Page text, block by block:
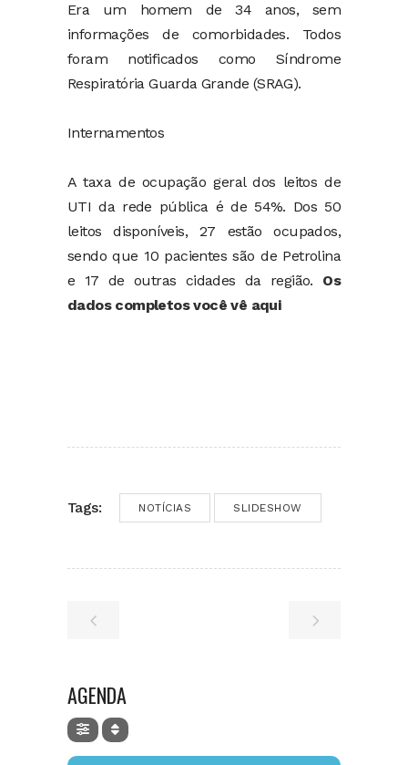
Era um homem de 34 anos, sem
informações de comorbidades. Todos
foram notificados como Síndrome
Respiratória Guarda Grande (SRAG).
Internamentos
A taxa de ocupação geral dos leitos de
UTI da rede pública é de 54%. Dos 50
leitos disponíveis, 27 estão ocupados,
sendo que 10 pacientes são de Petrolina
e 17 de outras cidades da região. Os
dados completos você vê aqui
Tags: NOTÍCIAS SLIDESHOW
AGENDA